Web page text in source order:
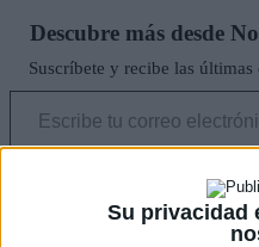
Su privacidad
Descubre más desde
Suscríbete y recibe las
Escribe tu correo electrónico…
Etiquetas
Adaptaciones al cine